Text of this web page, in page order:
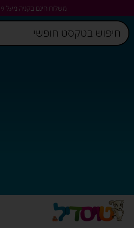
משלוח חינם בקניה מעל 329 ש"ח!!